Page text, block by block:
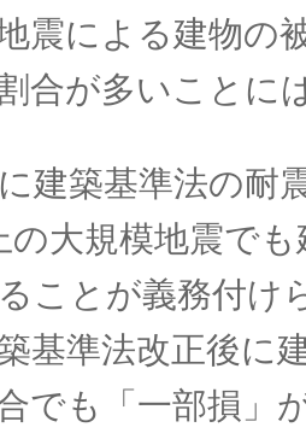
震による建物の
合が多いことに
建築基準法の耐
の大規模地震で
ことが義務付け
基準法改正後に
でも「一部損」